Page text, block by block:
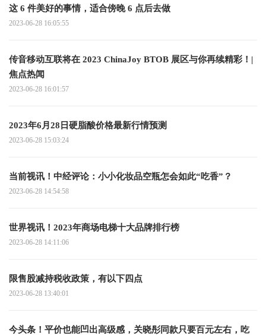
这 6 件美好的事情，适合傍晚 6 点后去做
2023-06-28 16:05:55
传音移动互联将在 2023 ChinaJoy BTOB 展区与你再续精彩！|
焦点热闻
2023-06-28 16:01:57
2023年6月28日硬脂酸价格最新行情预测
2023-06-28 15:03:24
当前视讯！中经评论：小小化妆品空瓶怎会如此“吃香”？
2023-06-28 14:54:58
世界视讯！2023年商场电梯十大品牌排行榜
2023-06-28 14:11:06
限售股减持税收政策，有以下四点
2023-06-28 13:40:01
今头条！平价也能凹出高级感，关晓彤同款只要百元左右，吃